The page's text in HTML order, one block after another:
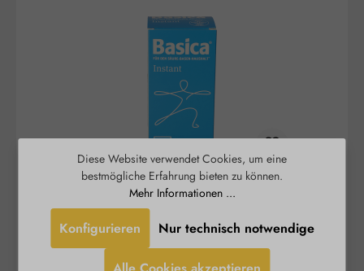
Basica® Instant - basisches
Trinkpulver
Ein stabiles Säure-Basen-Gleichgewicht und ein
funktionierender Energiestoffwechsel sind
Diese Website verwendet Cookies, um eine
bestmögliche Erfahrung bieten zu können.
Mehr Informationen ...
Nur technisch notwendige
Konfigurieren